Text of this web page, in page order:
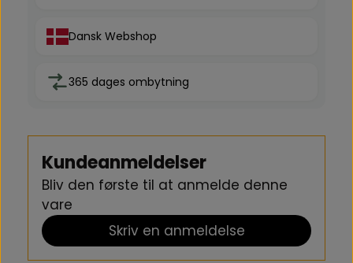
Dansk Webshop
365 dages ombytning
Kundeanmeldelser
Bliv den første til at anmelde denne
vare
Skriv en anmeldelse